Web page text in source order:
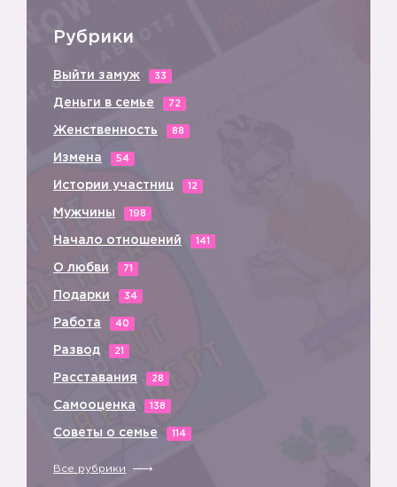
Рубрики
Выйти замуж 33
Деньги в семье 72
Женственность 88
Измена 54
Истории участниц 12
Мужчины 198
Начало отношений 141
О любви 71
Подарки 34
Работа 40
Развод 21
Расставания 28
Самооценка 138
Советы о семье 114
Все рубрики